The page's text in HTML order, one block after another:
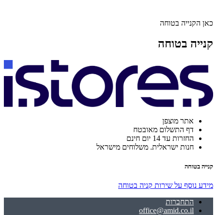
כאן הקנייה בטוחה
קנייה בטוחה
אתר מוצפן
דף התשלום מאובטח
החזרות עד 14 יום חינם
חנות ישראלית. משלוחים מישראל
קנייה בטוחה
מידע נוסף על שירות קניה בטוחה
התחברות
office@amid.co.il